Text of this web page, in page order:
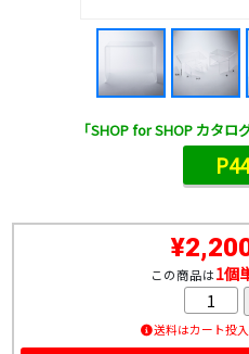
この商品は1個
送料はカート投
「SHOP for SHOP カタ